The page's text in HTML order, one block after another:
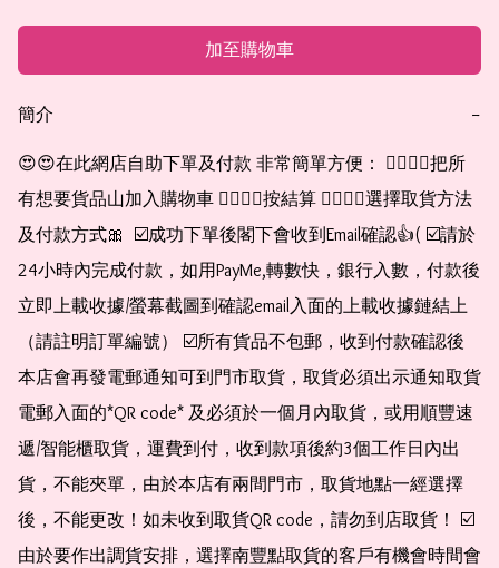
加至購物車
簡介 −
😍😍在此網店自助下單及付款 非常簡單方便： 👉🏻👉🏻把所
有想要貨品山加入購物車 👉🏻👉🏻按結算 👉🏻👉🏻選擇取貨方法
及付款方式🎀  ☑️成功下單後閣下會收到Email確認👍( ☑️請於
24小時內完成付款，如用PayMe,轉數快，銀行入數，付款後
立即上載收據/螢幕截圖到確認email入面的上載收據鏈結上
（請註明訂單編號） ☑️所有貨品不包郵，收到付款確認後
本店會再發電郵通知可到門市取貨，取貨必須出示通知取貨
電郵入面的*QR code* 及必須於一個月內取貨，或用順豐速
遞/智能櫃取貨，運費到付，收到款項後約3個工作日內出
貨，不能夾單，由於本店有兩間門市，取貨地點一經選擇
後，不能更改！如未收到取貨QR code，請勿到店取貨！ ☑️
由於要作出調貨安排，選擇南豐點取貨的客戶有機會時間會